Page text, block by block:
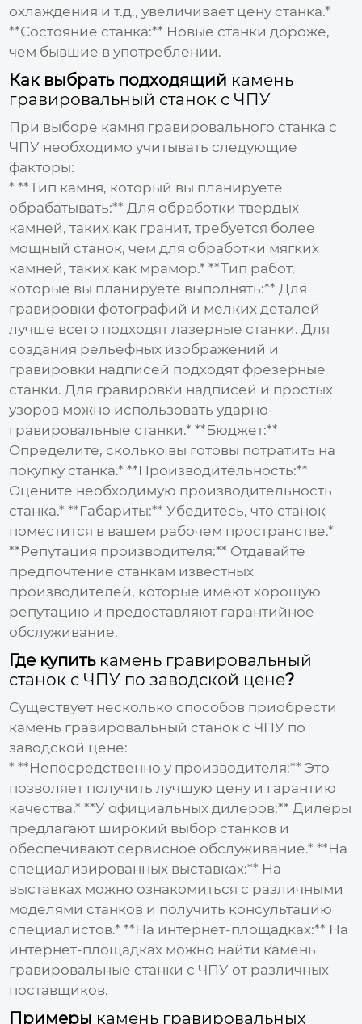
охлаждения и т.д., увеличивает цену станка.*
**Состояние станка:** Новые станки дороже,
чем бывшие в употреблении.
Как выбрать подходящий камень
гравировальный станок с ЧПУ
При выборе камня гравировального станка с
ЧПУ необходимо учитывать следующие
факторы:
* **Тип камня, который вы планируете
обрабатывать:** Для обработки твердых
камней, таких как гранит, требуется более
мощный станок, чем для обработки мягких
камней, таких как мрамор.* **Тип работ,
которые вы планируете выполнять:** Для
гравировки фотографий и мелких деталей
лучше всего подходят лазерные станки. Для
создания рельефных изображений и
гравировки надписей подходят фрезерные
станки. Для гравировки надписей и простых
узоров можно использовать ударно-
гравировальные станки.* **Бюджет:**
Определите, сколько вы готовы потратить на
покупку станка.* **Производительность:**
Оцените необходимую производительность
станка.* **Габариты:** Убедитесь, что станок
поместится в вашем рабочем пространстве.*
**Репутация производителя:** Отдавайте
предпочтение станкам известных
производителей, которые имеют хорошую
репутацию и предоставляют гарантийное
обслуживание.
Где купить камень гравировальный
станок с ЧПУ по заводской цене?
Существует несколько способов приобрести
камень гравировальный станок с ЧПУ по
заводской цене:
* **Непосредственно у производителя:** Это
позволяет получить лучшую цену и гарантию
качества.* **У официальных дилеров:** Дилеры
предлагают широкий выбор станков и
обеспечивают сервисное обслуживание.* **На
специализированных выставках:** На
выставках можно ознакомиться с различными
моделями станков и получить консультацию
специалистов.* **На интернет-площадках:** На
интернет-площадках можно найти камень
гравировальные станки с ЧПУ от различных
поставщиков.
Примеры камень гравировальных